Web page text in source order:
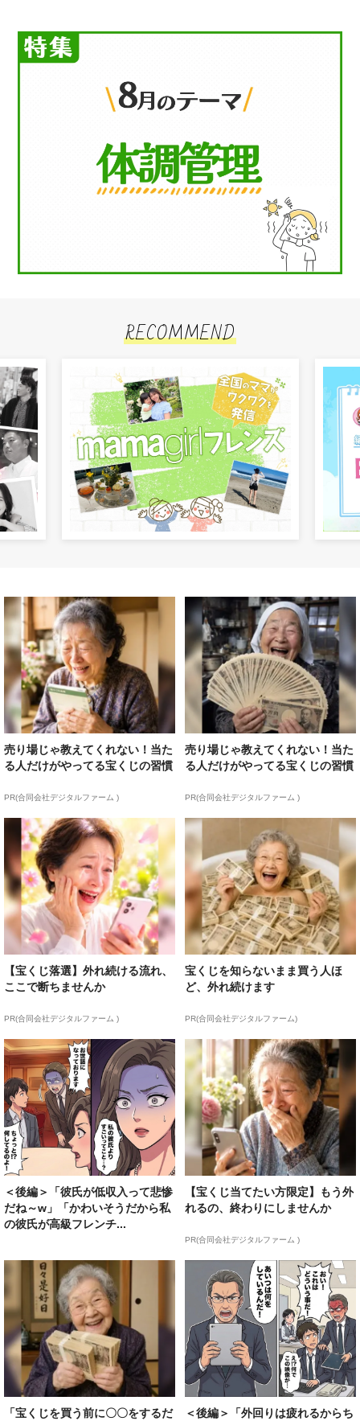
RECOMMEND
売り場じゃ教えてくれない！当た
る人だけがやってる宝くじの習慣
PR(合同会社デジタルファーム )
売り場じゃ教えてくれない！当た
る人だけがやってる宝くじの習慣
PR(合同会社デジタルファーム )
【宝くじ落選】外れ続ける流れ、
ここで断ちませんか
PR(合同会社デジタルファーム )
宝くじを知らないまま買う人ほ
ど、外れ続けます
PR(合同会社デジタルファーム)
＜後編＞「彼氏が低収入って悲惨
だね～w」「かわいそうだから私
の彼氏が高級フレンチ...
【宝くじ当てたい方限定】もう外
れるの、終わりにしませんか
PR(合同会社デジタルファーム )
「宝くじを買う前に〇〇をするだ
＜後編＞「外回りは疲れるからち